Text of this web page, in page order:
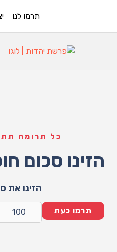
תרמו לנו
כל תרומה
הזינו סכום
הזינו את
תרמו כעת